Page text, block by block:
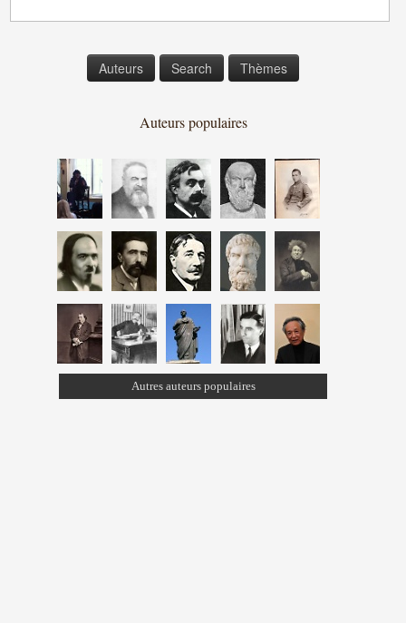
Auteurs Search Thèmes
Auteurs populaires
Autres auteurs populaires